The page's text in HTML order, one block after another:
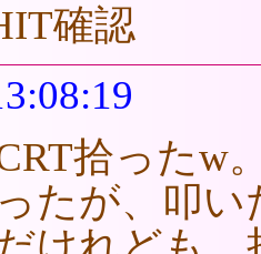
確認
拾ったw
たが、叩